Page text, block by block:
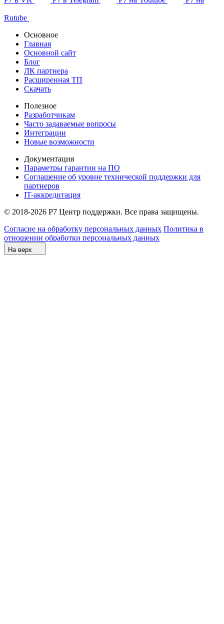
Rutube
Основное
Главная
Основной сайт
Блог
ЛК партнера
Расширенная ТП
Скачать
Полезное
Разработчикам
Часто задаваемые вопросы
Интеграции
Новые возможности
Документация
Параметры гарантии на ПО
Соглашение об уровне технической поддержки для
партнеров
IT-аккредитация
© 2018-2026 Р7 Центр поддержки. Все права защищены.
Согласие на обработку персональных данных Политика в
отношении обработки персональных данных
На верх